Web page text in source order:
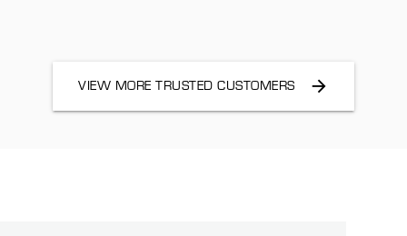
VIEW MORE TRUSTED CUSTOMERS